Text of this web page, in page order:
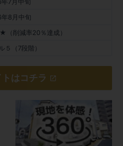
8月中旬
削減率20％達成）
５（7段階）
はコチラ